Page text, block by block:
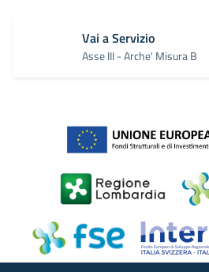
Vai a Servizio
Asse III - Arche' Misura B